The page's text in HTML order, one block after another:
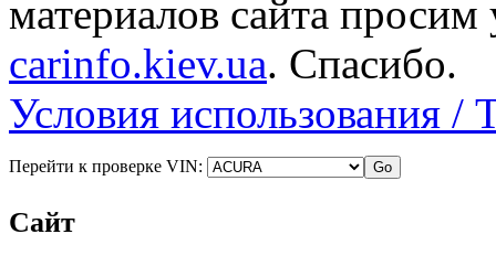
материалов сайта просим
carinfo.kiev.ua. Спасибо.
Условия использования /
Перейти к проверке VIN:
Сайт